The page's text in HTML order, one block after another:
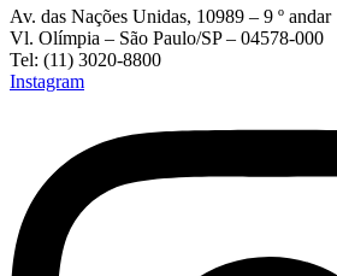
Av. das Nações Unidas, 10989 – 9 º andar
Vl. Olímpia – São Paulo/SP – 04578-000
Tel: (11) 3020-8800
Instagram